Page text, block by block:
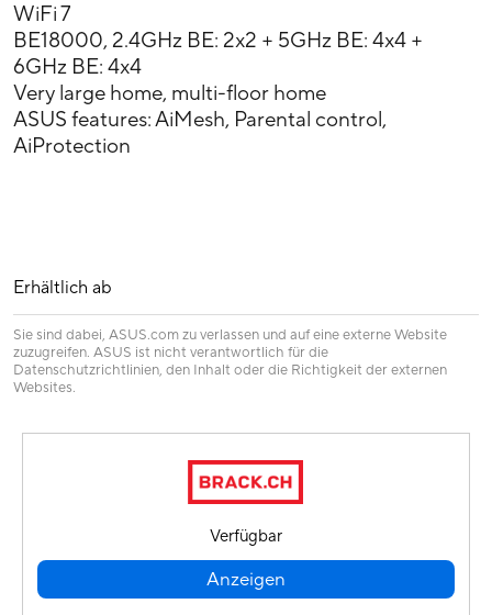
WiFi 7
BE18000, 2.4GHz BE: 2x2 + 5GHz BE: 4x4 +
6GHz BE: 4x4
Very large home, multi-floor home
ASUS features: AiMesh, Parental control,
AiProtection
Erhältlich ab
Sie sind dabei, ASUS.com zu verlassen und auf eine externe Website
zuzugreifen. ASUS ist nicht verantwortlich für die
Datenschutzrichtlinien, den Inhalt oder die Richtigkeit der externen
Websites.
Verfügbar
Anzeigen